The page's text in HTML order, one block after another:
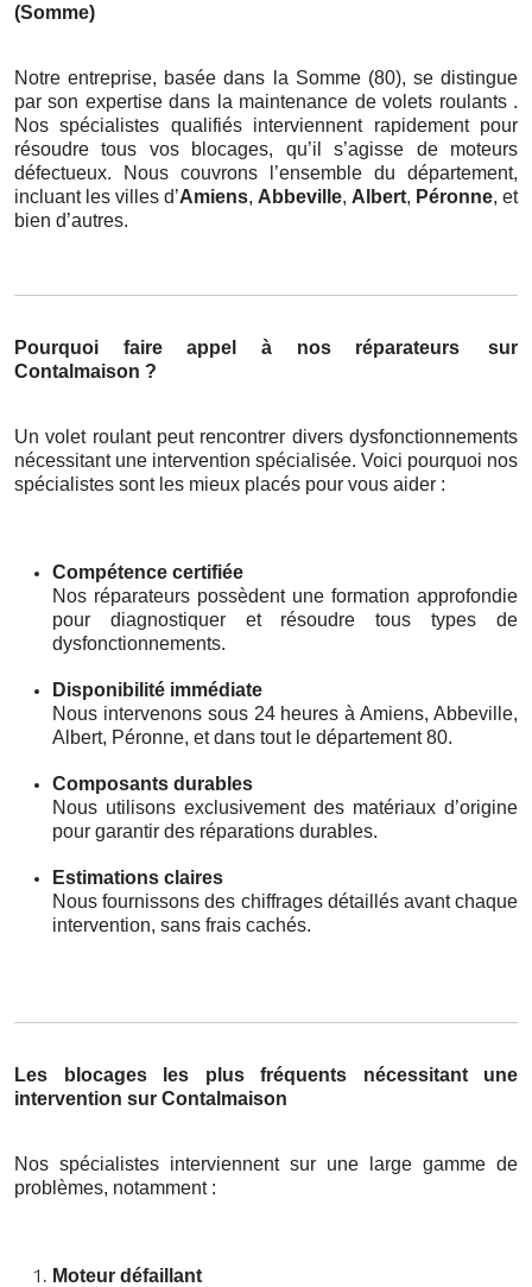
(Somme)
Notre entreprise, basée dans la Somme (80), se distingue
par son expertise dans la maintenance de volets roulants .
Nos spécialistes qualifiés interviennent rapidement pour
résoudre tous vos blocages, qu’il s’agisse de moteurs
défectueux. Nous couvrons l’ensemble du département,
incluant les villes d’Amiens, Abbeville, Albert, Péronne, et
bien d’autres.
Pourquoi faire appel à nos réparateurs
sur
Contalmaison ?
Un volet roulant peut rencontrer divers dysfonctionnements
nécessitant une intervention spécialisée. Voici pourquoi nos
spécialistes sont les mieux placés pour vous aider :
Compétence certifiée
Nos réparateurs possèdent une formation approfondie
pour diagnostiquer et résoudre tous types de
dysfonctionnements.
Disponibilité immédiate
Nous intervenons sous 24 heures à Amiens, Abbeville,
Albert, Péronne, et dans tout le département 80.
Composants durables
Nous utilisons exclusivement des matériaux d’origine
pour garantir des réparations durables.
Estimations claires
Nous fournissons des chiffrages détaillés avant chaque
intervention, sans frais cachés.
Les blocages les plus fréquents nécessitant une
intervention sur Contalmaison
Nos spécialistes interviennent sur une large gamme de
problèmes, notamment :
Moteur défaillant